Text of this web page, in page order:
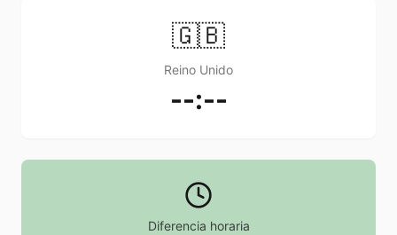
🇬🇧
Reino Unido
--:--
Diferencia horaria